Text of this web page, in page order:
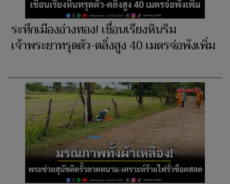
ระทึกเมืองอ่างทอง! เขื่อนเรียงหินริม
เจ้าพระยาทรุดตัว-ตลิ่งสูง 40 เมตรจ่อพังเพิ่ม